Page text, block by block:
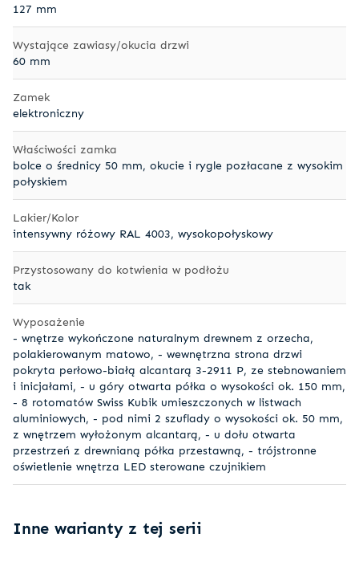
127 mm
Wystające zawiasy/okucia drzwi
60 mm
Zamek
elektroniczny
Właściwości zamka
bolce o średnicy 50 mm, okucie i rygle pozłacane z wysokim
połyskiem
Lakier/Kolor
intensywny różowy RAL 4003, wysokopołyskowy
Przystosowany do kotwienia w podłożu
tak
Wyposażenie
- wnętrze wykończone naturalnym drewnem z orzecha,
polakierowanym matowo, - wewnętrzna strona drzwi
pokryta perłowo-białą alcantarą 3-2911 P, ze stebnowaniem
i inicjałami, - u góry otwarta półka o wysokości ok. 150 mm,
- 8 rotomatów Swiss Kubik umieszczonych w listwach
aluminiowych, - pod nimi 2 szuflady o wysokości ok. 50 mm,
z wnętrzem wyłożonym alcantarą, - u dołu otwarta
przestrzeń z drewnianą półka przestawną, - trójstronne
oświetlenie wnętrza LED sterowane czujnikiem
Inne warianty z tej serii